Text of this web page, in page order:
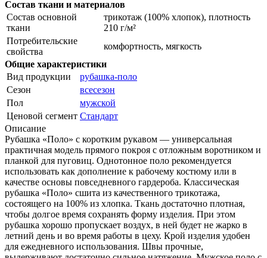
Состав ткани и материалов
Состав основной
ткани
трикотаж (100% хлопок), плотность
210 г/м²
Потребительские
свойства
комфортность, мягкость
Общие характеристики
Вид продукции
рубашка-поло
Сезон
всесезон
Пол
мужской
Ценовой сегмент Стандарт
Описание
Рубашка «Поло» с коротким рукавом — универсальная
практичная модель прямого покроя с отложным воротником и
планкой для пуговиц. Однотонное поло рекомендуется
использовать как дополнение к рабочему костюму или в
качестве основы повседневного гардероба. Классическая
рубашка «Поло» сшита из качественного трикотажа,
состоящего на 100% из хлопка. Ткань достаточно плотная,
чтобы долгое время сохранять форму изделия. При этом
рубашка хорошо пропускает воздух, в ней будет не жарко в
летний день и во время работы в цеху. Крой изделия удобен
для ежедневного использования. Швы прочные,